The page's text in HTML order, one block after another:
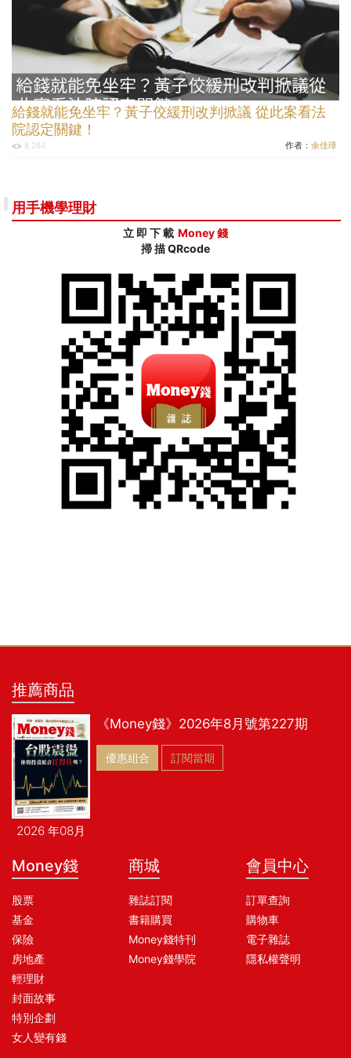
給錢就能免坐牢？黃子佼緩刑改判掀議 從此案看法
院認定關鍵！
8,284 作者： 余佳璋
用手機學理財
立 即 下 載 Money 錢
掃 描 QRcode
推薦商品
2026 年08月
《Money錢》2026年8月號第227期
優惠組合 訂閱當期
Money錢
股票
基金
保險
房地產
輕理財
封面故事
特別企劃
女人變有錢
商城
雜誌訂閱
書籍購買
Money錢特刊
Money錢學院
會員中心
訂單查詢
購物車
電子雜誌
隱私權聲明